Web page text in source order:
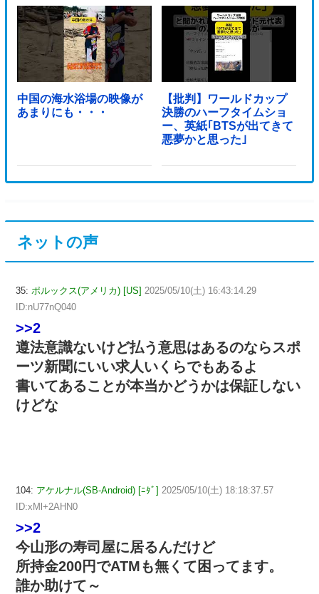
中国の海水浴場の映像が
あまりにも・・・
【批判】ワールドカップ
決勝のハーフタイムショ
ー、英紙｢BTSが出てきて
悪夢かと思った｣
ネットの声
35: ポルックス(アメリカ) [US] 2025/05/10(土) 16:43:14.29
ID:nU77nQ040
>>2
遵法意識ないけど払う意思はあるのならスポ
ーツ新聞にいい求人いくらでもあるよ
書いてあることが本当かどうかは保証しない
けどな
104: アケルナル(SB-Android) [ﾆﾀﾞ] 2025/05/10(土) 18:18:37.57
ID:xMl+2AHN0
>>2
今山形の寿司屋に居るんだけど
所持金200円でATMも無くて困ってます。
誰か助けて～